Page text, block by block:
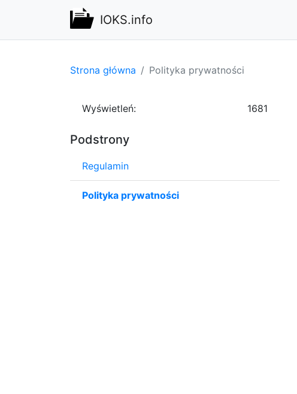
IOKS.info
Strona główna Polityka prywatności
Wyświetleń: 1681
Podstrony
Regulamin
Polityka prywatności